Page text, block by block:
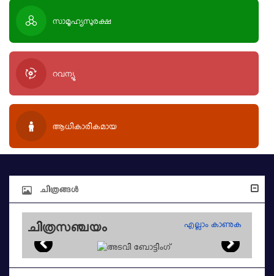
സാമൂഹ്യസുരക്ഷ
റവന്യൂ
ആധികാരികമായ
ചിത്രങ്ങൾ
ചിത്രസഞ്ചയം എല്ലാം കാണുക